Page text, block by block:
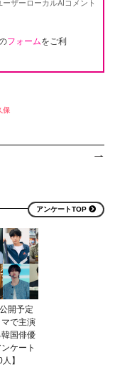
フォームをご利
保
アンケートTOP
開予定
で主演
国俳優
ケート
】